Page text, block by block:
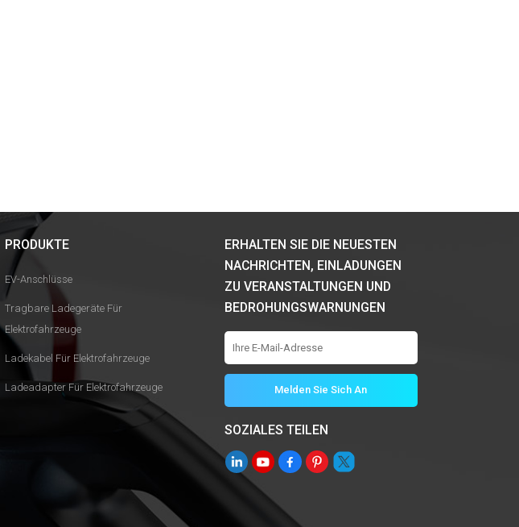
PRODUKTE
EV-Anschlüsse
Tragbare Ladegeräte Für
Elektrofahrzeuge
Ladekabel Für Elektrofahrzeuge
Ladeadapter Für Elektrofahrzeuge
ERHALTEN SIE DIE NEUESTEN
NACHRICHTEN, EINLADUNGEN
ZU VERANSTALTUNGEN UND
BEDROHUNGSWARNUNGEN
SOZIALES TEILEN